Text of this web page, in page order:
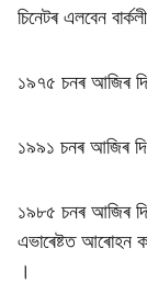
চিনেটৰ এলবেন
১৯৭৫ চনৰ আজিৰ
১৯৯১ চনৰ আজিৰ
১৯৮৫ চনৰ আজিৰ
এভাৰেষ্টত আৰোহন
।